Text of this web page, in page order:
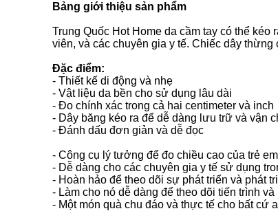
Bảng giới thiệu sản phẩm
Trung Quốc Hot Home da cầm tay có thể
viên, và các chuyên gia y tế. Chiếc dây
Đặc điểm:
- Thiết kế di động và nhẹ
- Vật liệu da bền cho sử dụng lâu dài
- Đo chính xác trong cả hai centimeter và inch
- Dây băng kéo ra để dễ dàng lưu trữ và vận
- Đánh dấu đơn giản và dễ đọc
- Công cụ lý tưởng để đo chiều cao của trẻ
- Dễ dàng cho các chuyên gia y tế sử dụng
- Hoàn hảo để theo dõi sự phát triển và phát
- Làm cho nó dễ dàng để theo dõi tiến trình
- Một món quà chu đáo và thực tế cho bất cứ